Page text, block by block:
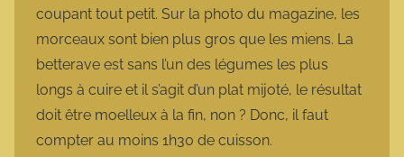
coupant tout petit. Sur la photo du magazine, les
morceaux sont bien plus gros que les miens. La
betterave est sans l’un des légumes les plus
longs à cuire et il s’agit d’un plat mijoté, le résultat
doit être moelleux à la fin, non ? Donc, il faut
compter au moins 1h30 de cuisson.